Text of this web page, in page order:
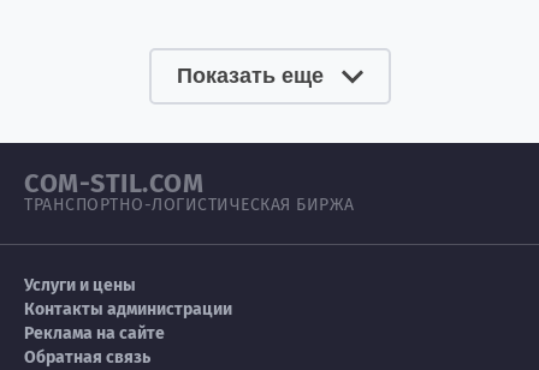
Показать еще
COM-STIL.COM
ТРАНСПОРТНО-ЛОГИСТИЧЕСКАЯ БИРЖА
Услуги и цены
Контакты администрации
Реклама на сайте
Обратная связь